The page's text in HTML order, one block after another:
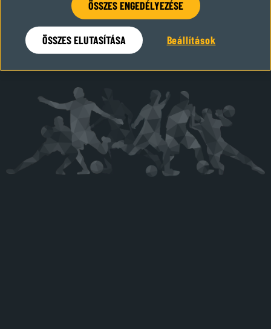
Hamarosan visszatérünk
ÖSSZES ENGEDÉLYEZÉSE
ÖSSZES ELUTASÍTÁSA Beállítások